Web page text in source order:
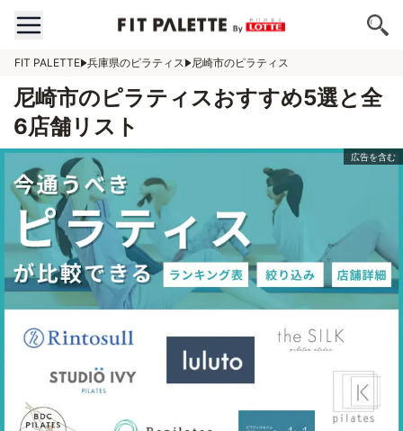
FIT PALETTE 兵庫県のピラティス 尼崎市のピラティス
尼崎市のピラティスおすすめ5選と全
6店舗リスト